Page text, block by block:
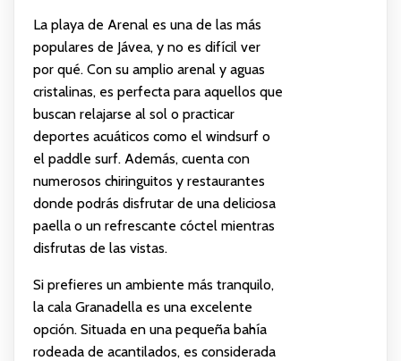
La playa de Arenal es una de las más
populares de Jávea, y no es difícil ver
por qué. Con su amplio arenal y aguas
cristalinas, es perfecta para aquellos que
buscan relajarse al sol o practicar
deportes acuáticos como el windsurf o
el paddle surf. Además, cuenta con
numerosos chiringuitos y restaurantes
donde podrás disfrutar de una deliciosa
paella o un refrescante cóctel mientras
disfrutas de las vistas.
Si prefieres un ambiente más tranquilo,
la cala Granadella es una excelente
opción. Situada en una pequeña bahía
rodeada de acantilados, es considerada